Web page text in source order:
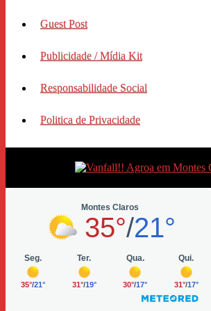
Guest Post
Publicidade / Mídia Kit
Responsabilidade Social
Politica de Privacidade